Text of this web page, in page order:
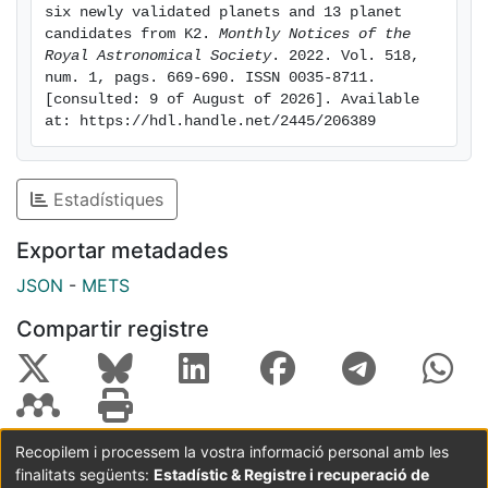
210706310.01, K2-411 b, and K2-413 b) orbiting metal-
poor stars.
six newly validated planets and 13 planet
candidates from K2. Monthly Notices of the
Royal Astronomical Society. 2022. Vol. 518,
num. 1, pags. 669-690. ISSN 0035-8711.
[consulted: 9 of August of 2026]. Available
at: https://hdl.handle.net/2445/206389
Estadístiques
Exportar metadades
JSON - METS
Compartir registre
Coordinació:CRAI UB Avís legal
Metadades
Recopilem i processem la vostra informació personal amb les
finalitats següents: Estadístic & Registre i recuperació de